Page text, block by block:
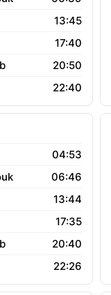
13:45
17:40
20:50
22:40
04:53
06:46
13:44
17:35
20:40
22:26